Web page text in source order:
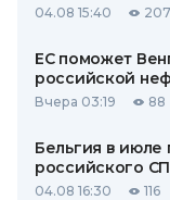
04.08 15:40
ЕС поможет
российской
Вчера 03:19 88
Бельгия в июле
российского
04.08 16:30 116